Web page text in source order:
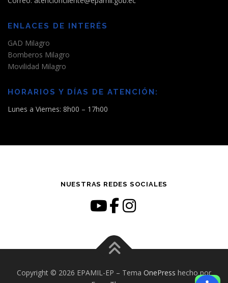
ENLACES DE INTERÉS
GAD Milagro
Bomberos Milagro
Movilidad Milagro
HORARIOS Y DÍAS DE ATENCIÓN:
Lunes a Viernes: 8h00 – 17h00
NUESTRAS REDES SOCIALES
Copyright © 2026 EPAMIL-EP – Tema OnePress hecho por